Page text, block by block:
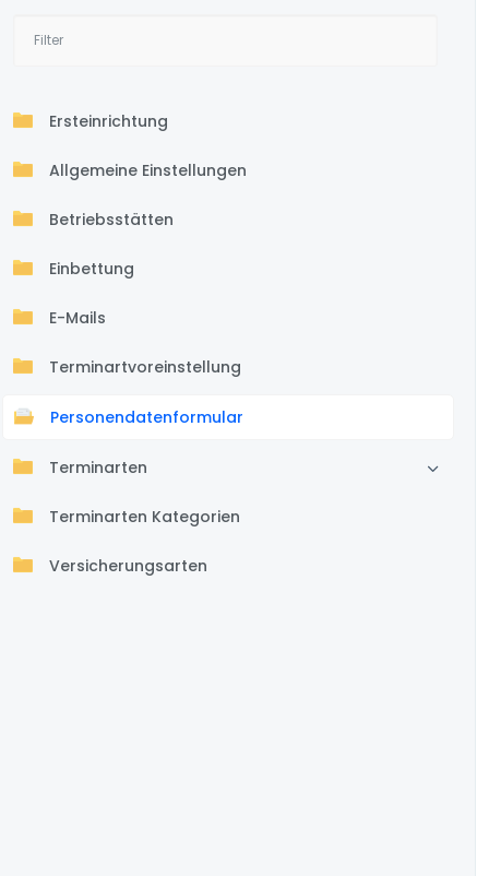
Ersteinrichtung
Allgemeine Einstellungen
Betriebsstätten
Einbettung
E-Mails
Terminartvoreinstellung
Personendatenformular
Terminarten
Terminarten Kategorien
Versicherungsarten